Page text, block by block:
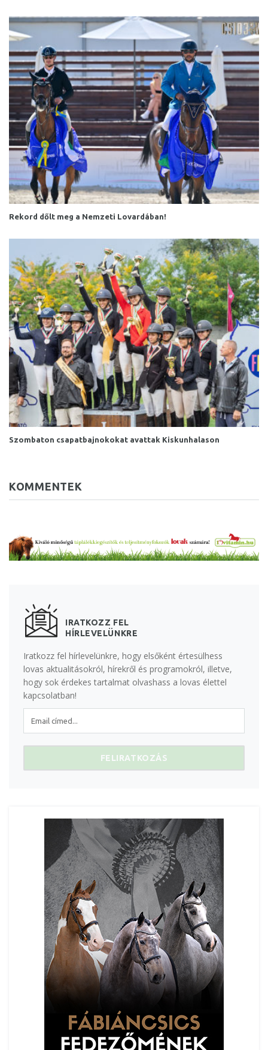
Rekord dőlt meg a Nemzeti Lovardában!
Szombaton csapatbajnokokat avattak Kiskunhalason
KOMMENTEK
IRATKOZZ FEL
HÍRLEVELÜNKRE
Iratkozz fel hírlevelünkre, hogy elsőként értesülhess
lovas aktualitásokról, hírekről és programokról, illetve,
hogy sok érdekes tartalmat olvashass a lovas élettel
kapcsolatban!